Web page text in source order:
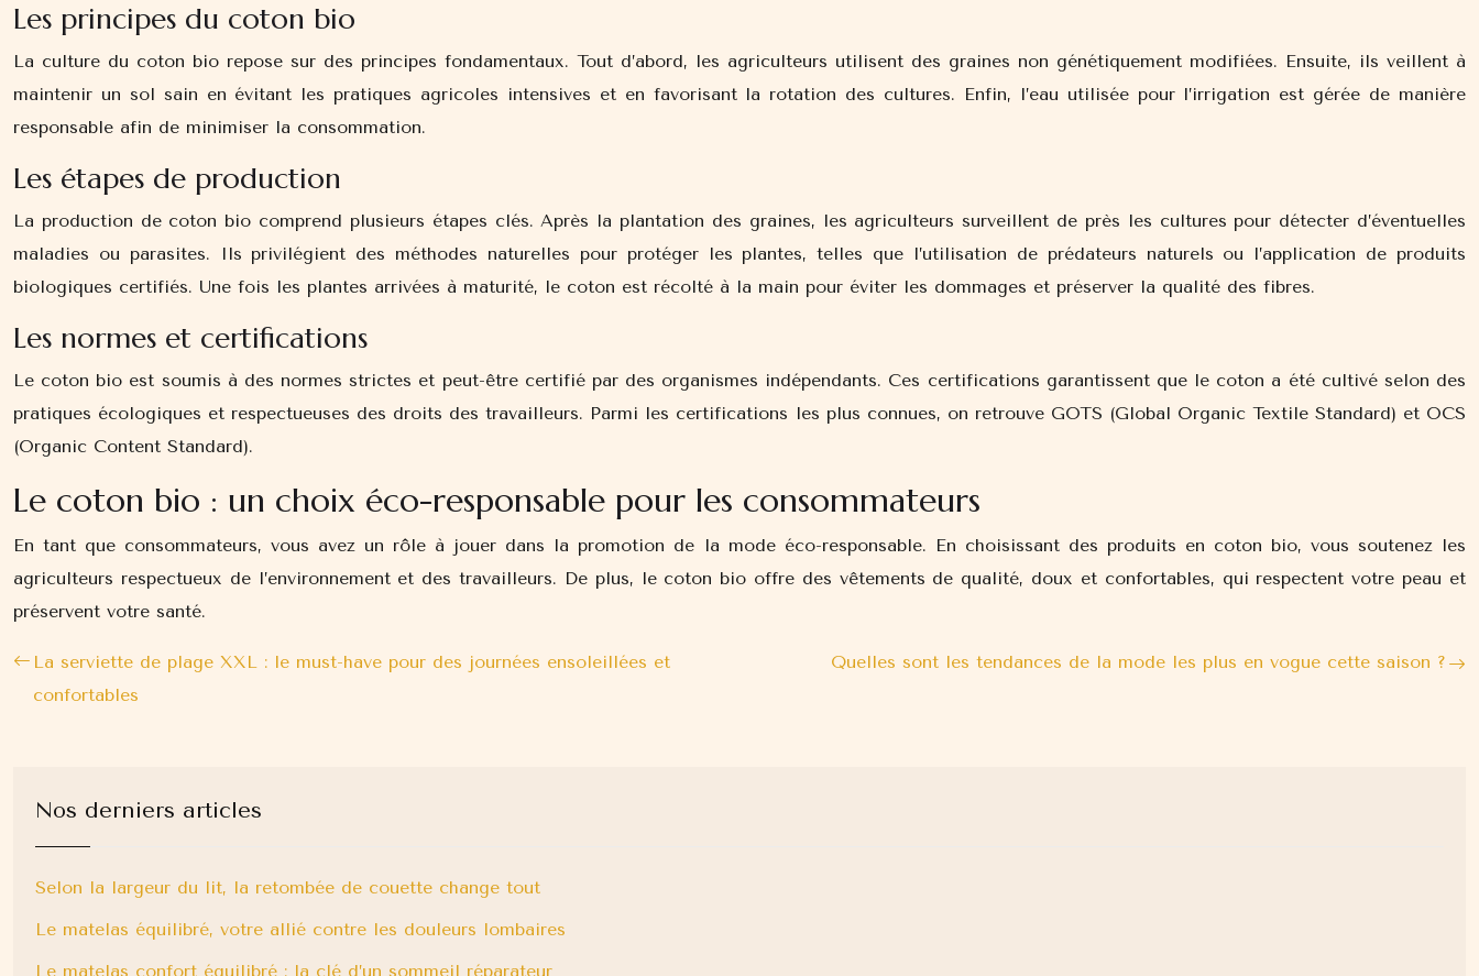
Les principes du coton bio
La culture du coton bio repose sur des principes fondamentaux. Tout d’abord, les agriculteurs utilisent des graines non génétiquement modifiées. Ensuite, ils veillent à
maintenir un sol sain en évitant les pratiques agricoles intensives et en favorisant la rotation des cultures. Enfin, l’eau utilisée pour l’irrigation est gérée de manière
responsable afin de minimiser la consommation.
Les étapes de production
La production de coton bio comprend plusieurs étapes clés. Après la plantation des graines, les agriculteurs surveillent de près les cultures pour détecter d’éventuelles
maladies ou parasites. Ils privilégient des méthodes naturelles pour protéger les plantes, telles que l’utilisation de prédateurs naturels ou l’application de produits
biologiques certifiés. Une fois les plantes arrivées à maturité, le coton est récolté à la main pour éviter les dommages et préserver la qualité des fibres.
Les normes et certifications
Le coton bio est soumis à des normes strictes et peut-être certifié par des organismes indépendants. Ces certifications garantissent que le coton a été cultivé selon des
pratiques écologiques et respectueuses des droits des travailleurs. Parmi les certifications les plus connues, on retrouve GOTS (Global Organic Textile Standard) et OCS
(Organic Content Standard).
Le coton bio : un choix éco-responsable pour les consommateurs
En tant que consommateurs, vous avez un rôle à jouer dans la promotion de la mode éco-responsable. En choisissant des produits en coton bio, vous soutenez les
agriculteurs respectueux de l’environnement et des travailleurs. De plus, le coton bio offre des vêtements de qualité, doux et confortables, qui respectent votre peau et
préservent votre santé.
La serviette de plage XXL : le must-have pour des journées ensoleillées et
confortables
Quelles sont les tendances de la mode les plus en vogue cette saison ?
Nos derniers articles
Selon la largeur du lit, la retombée de couette change tout
Le matelas équilibré, votre allié contre les douleurs lombaires
Le matelas confort équilibré : la clé d’un sommeil réparateur